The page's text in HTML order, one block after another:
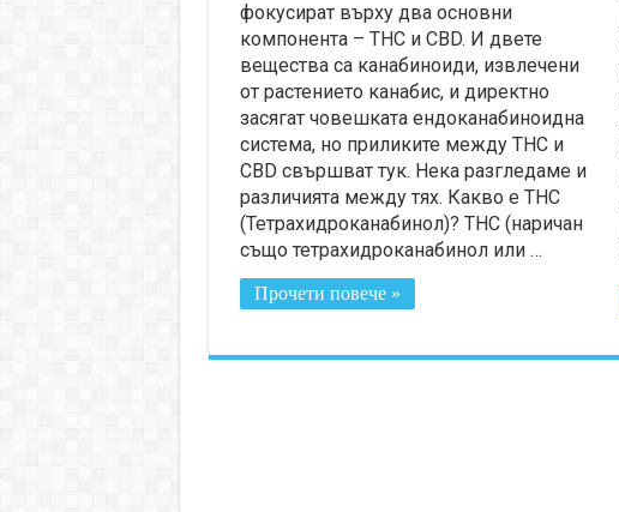
фокусират върху два основни
компонента – THC и CBD. И двете
вещества са канабиноиди, извлечени
от растението канабис, и директно
засягат човешката ендоканабиноидна
система, но приликите между THC и
CBD свършват тук. Нека разгледаме и
различията между тях. Какво е THC
(Тетрахидроканабинол)? THC (наричан
също тетрахидроканабинол или …
Прочети повече »